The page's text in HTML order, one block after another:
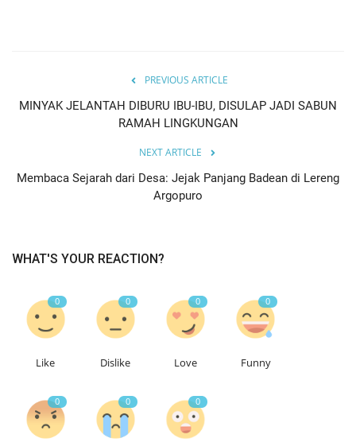
PREVIOUS ARTICLE
MINYAK JELANTAH DIBURU IBU-IBU, DISULAP JADI SABUN
RAMAH LINGKUNGAN
NEXT ARTICLE
Membaca Sejarah dari Desa: Jejak Panjang Badean di Lereng
Argopuro
WHAT'S YOUR REACTION?
0
Like
0
Dislike
0
Love
0
Funny
0 0 0